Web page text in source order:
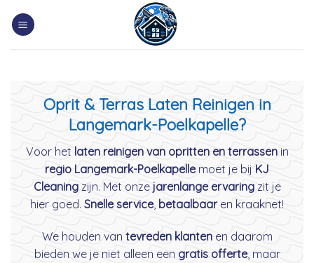
Oprit & Terras Laten Reinigen in
Langemark-Poelkapelle?
Voor het laten reinigen van opritten en terrassenin
regio Langemark-Poelkapellemoet je bij KJ
Cleaningzijn. Met onze jarenlange ervaringzit je
hier goed. Snelle service, betaalbaaren kraaknet!
We houden van tevreden klantenen daarom
bieden we je niet alleen een gratis offerte, maar